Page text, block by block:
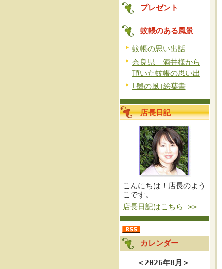
プレゼント
蚊帳のある風景
蚊帳の思い出話
奈良県 酒井様から
頂いた蚊帳の思い出
｢墨の風｣絵葉書
店長日記
こんにちは！店長のよう
こです。
店長日記はこちら >>
カレンダー
＜2026年8月 ＞